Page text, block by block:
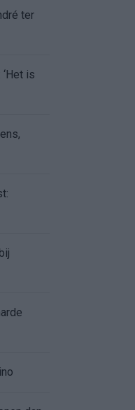
ter
is